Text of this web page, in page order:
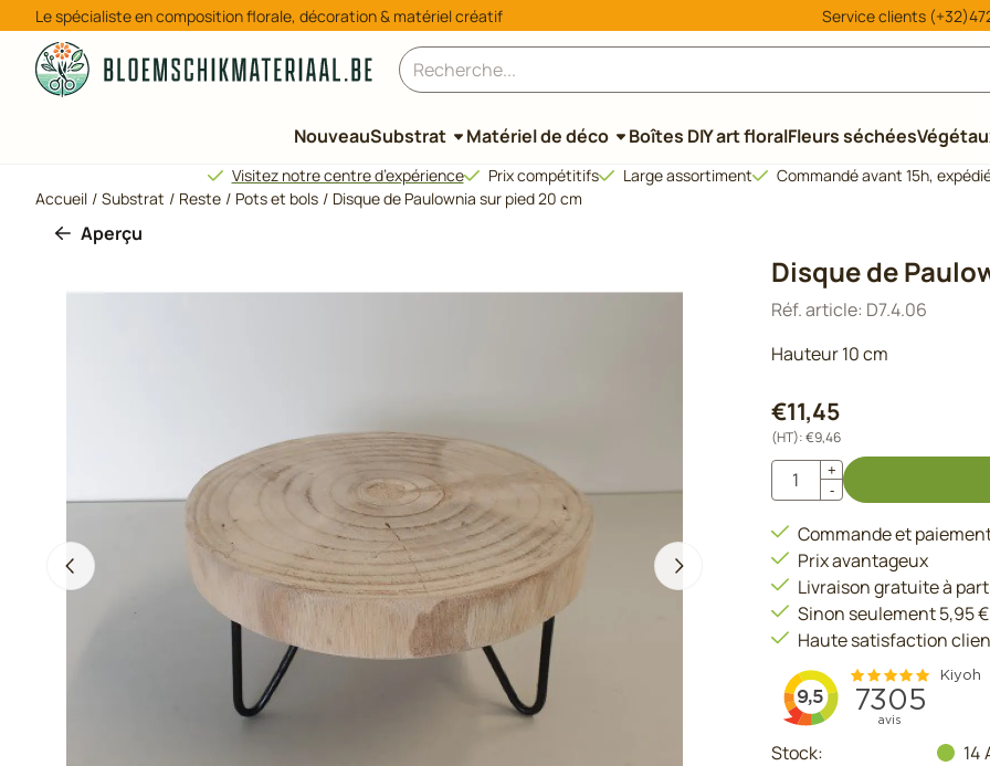
Préférences de cookies disponibles. Choisissez les paramètres ou autorisez tous les cookies.
Le spécialiste en composition florale, décoration & matériel créatif Service clients
Rechercher
NouveauSubstrat Matériel de déco Boîtes DIY art floralFleurs séchées
Visitez notre centre d’expérience Prix compétitifs Large assortiment Commandé avant 15h,
Accueil / Substrat / Reste / Pots et bols / Disque de Paulownia sur pied 20 cm
Aperçu
Disque de
Réf. article: D7.4.06
Hauteur 10 cm
€11,45
(HT):€9,46
Quantité
+
-
Commande et
Prix avantageux
Livraison gratuite à
Sinon seulement 5,95
Haute satisfaction
Stock: 14